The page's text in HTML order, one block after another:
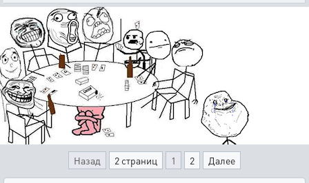
Назад 2 страниц 1 2 Далее